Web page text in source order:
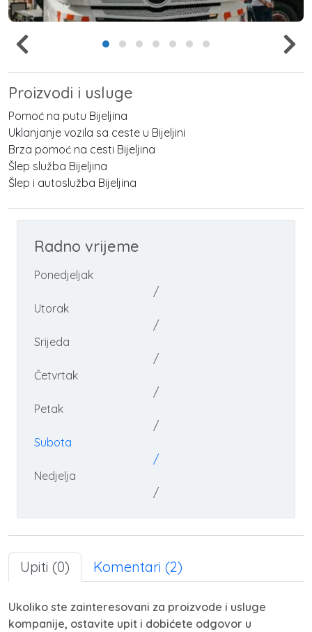
Proizvodi i usluge
Pomoć na putu Bijeljina
Uklanjanje vozila sa ceste u Bijeljini
Brza pomoć na cesti Bijeljina
Šlep služba Bijeljina
Šlep i autoslužba Bijeljina
Radno vrijeme
Ponedjeljak
/
Utorak
/
Srijeda
/
Četvrtak
/
Petak
/
Subota
/
Nedjelja
/
Upiti (0) Komentari (2)
Ukoliko ste zainteresovani za proizvode i usluge
kompanije, ostavite upit i dobićete odgovor u